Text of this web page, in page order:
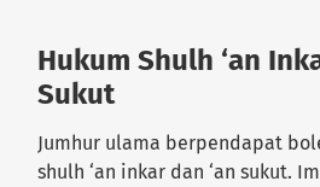
Hukum Shulh ‘an
Sukut
Jumhur ulama berpendapat
shulh ‘an inkar dan ‘an sukut.